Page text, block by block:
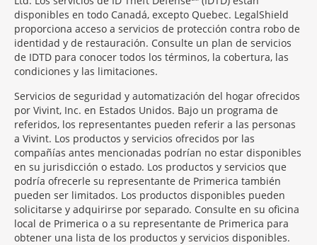
disponibles en todo Canadá, excepto Quebec. LegalShield
proporciona acceso a servicios de protección contra robo de
identidad y de restauración. Consulte un plan de servicios
de IDTD para conocer todos los términos, la cobertura, las
condiciones y las limitaciones.
Servicios de seguridad y automatización del hogar ofrecidos
por Vivint, Inc. en Estados Unidos. Bajo un programa de
referidos, los representantes pueden referir a las personas
a Vivint. Los productos y servicios ofrecidos por las
compañías antes mencionadas podrían no estar disponibles
en su jurisdicción o estado. Los productos y servicios que
podría ofrecerle su representante de Primerica también
pueden ser limitados. Los productos disponibles pueden
solicitarse y adquirirse por separado. Consulte en su oficina
local de Primerica o a su representante de Primerica para
obtener una lista de los productos y servicios disponibles.